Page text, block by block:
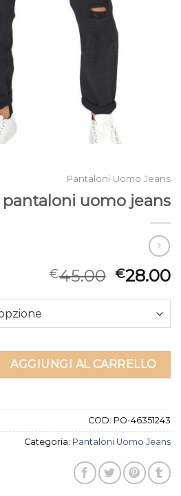
Pantaloni Uomo Jeans
pantaloni uomo jeans
€45.00 €28.00
jeans quantità
AGGIUNGI AL CARRELLO
COD: PO-46351243
Categoria: Pantaloni Uomo Jeans